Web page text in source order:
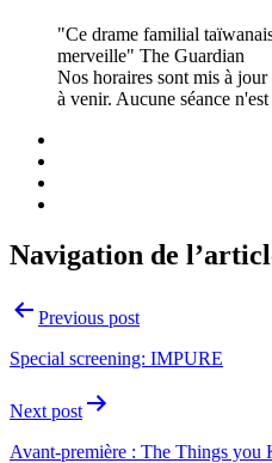
"Ce drame familial
merveille" The Guardian
Nos horaires sont mis à
à venir. Aucune séance
Navigation de
Previous post
Special screening: IMPURE
Next post
Avant-première : The Things you